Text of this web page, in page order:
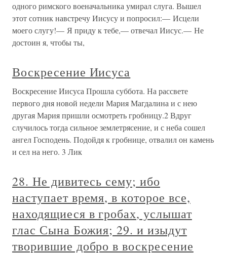
одного римского военачальника умирал слуга. Вышел
этот сотник навстречу Иисусу и попросил:— Исцели
моего слугу!— Я приду к тебе,— отвечал Иисус.— Не
достоин я, чтобы ты,
Воскресение Иисуса
Воскресение Иисуса Прошла суббота. На рассвете
первого дня новой недели Мария Магдалина и с нею
другая Мария пришли осмотреть гробницу.2 Вдруг
случилось тогда сильное землетрясение, и с неба сошел
ангел Господень. Подойдя к гробнице, отвалил он камень
и сел на него. 3 Лик
28. Не дивитесь сему; ибо
наступает время, в которое все,
находящиеся в гробах, услышат
глас Сына Божия; 29. и изыдут
творившие добро в воскресение